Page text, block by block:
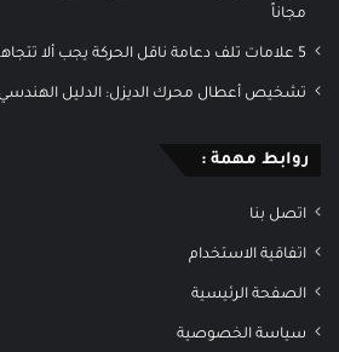
مجاناً
5 علامات تلف دعامة ناقل الحركة يجب ألا تتجاهلها لحماية سيارتك
تشخيص أعطال محرك الديزل: الدليل الهندسي
روابط مهمة :
اتصل بنا
اتفاقية الاستخدام
الصفحة الرئيسية
سياسة الخصوصية